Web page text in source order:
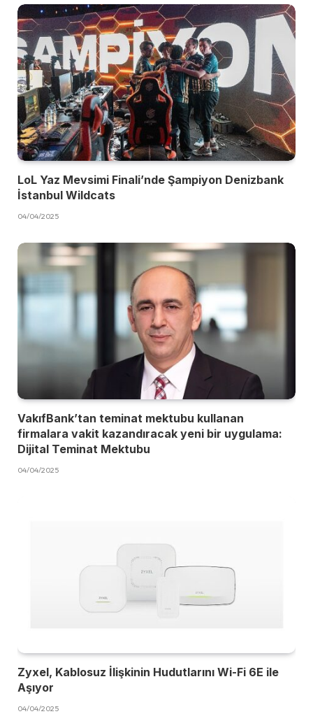
LoL Yaz Mevsimi Finali’nde Şampiyon Denizbank
İstanbul Wildcats
04/04/2025
VakıfBank’tan teminat mektubu kullanan
firmalara vakit kazandıracak yeni bir uygulama:
Dijital Teminat Mektubu
04/04/2025
Zyxel, Kablosuz İlişkinin Hudutlarını Wi-Fi 6E ile
Aşıyor
04/04/2025